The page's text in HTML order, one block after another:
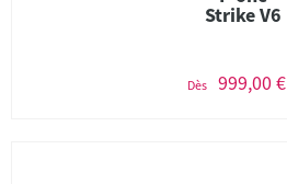
Strike V6
Dès 999,00 €